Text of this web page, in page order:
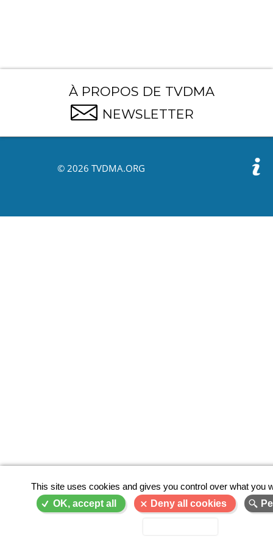
À PROPOS DE TVDMA
NEWSLETTER
© 2026 TVDMA.ORG
This site uses cookies and gives you control over what you
OK, accept all
Deny all cookies